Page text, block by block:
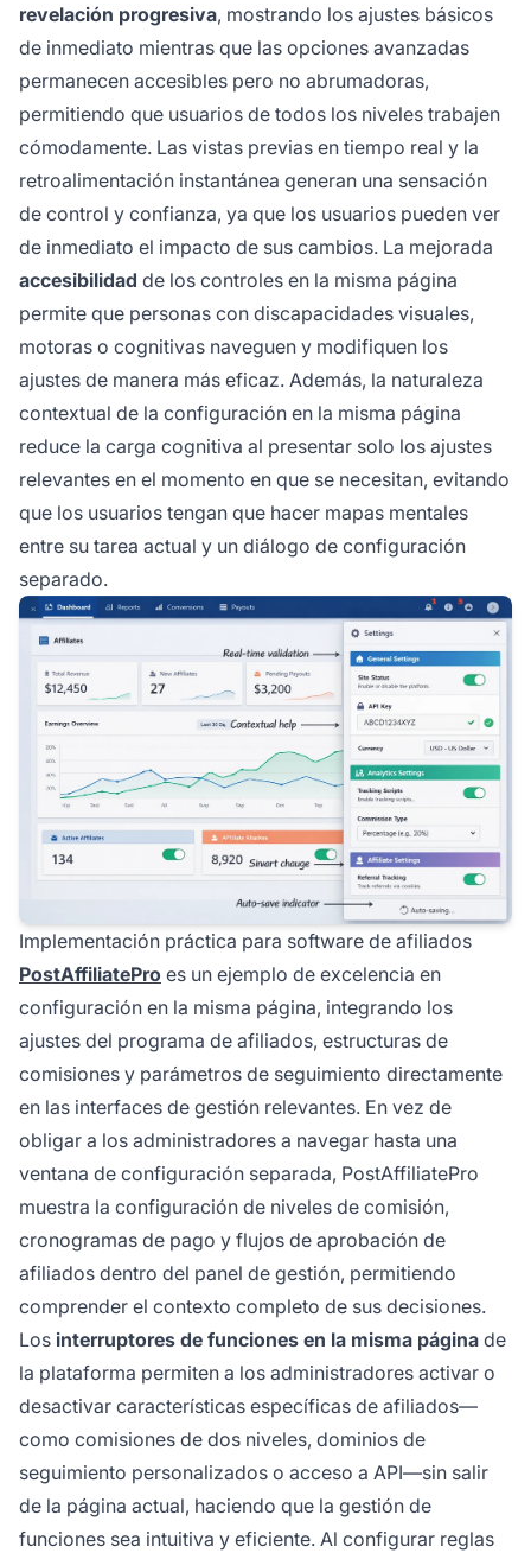
revelación progresiva, mostrando los ajustes básicos
de inmediato mientras que las opciones avanzadas
permanecen accesibles pero no abrumadoras,
permitiendo que usuarios de todos los niveles trabajen
cómodamente. Las vistas previas en tiempo real y la
retroalimentación instantánea generan una sensación
de control y confianza, ya que los usuarios pueden ver
de inmediato el impacto de sus cambios. La mejorada
accesibilidad de los controles en la misma página
permite que personas con discapacidades visuales,
motoras o cognitivas naveguen y modifiquen los
ajustes de manera más eficaz. Además, la naturaleza
contextual de la configuración en la misma página
reduce la carga cognitiva al presentar solo los ajustes
relevantes en el momento en que se necesitan, evitando
que los usuarios tengan que hacer mapas mentales
entre su tarea actual y un diálogo de configuración
separado.
Implementación práctica para software de afiliados
PostAffiliatePro es un ejemplo de excelencia en
configuración en la misma página, integrando los
ajustes del programa de afiliados, estructuras de
comisiones y parámetros de seguimiento directamente
en las interfaces de gestión relevantes. En vez de
obligar a los administradores a navegar hasta una
ventana de configuración separada, PostAffiliatePro
muestra la configuración de niveles de comisión,
cronogramas de pago y flujos de aprobación de
afiliados dentro del panel de gestión, permitiendo
comprender el contexto completo de sus decisiones.
Los interruptores de funciones en la misma página de
la plataforma permiten a los administradores activar o
desactivar características específicas de afiliados—
como comisiones de dos niveles, dominios de
seguimiento personalizados o acceso a API—sin salir
de la página actual, haciendo que la gestión de
funciones sea intuitiva y eficiente. Al configurar reglas